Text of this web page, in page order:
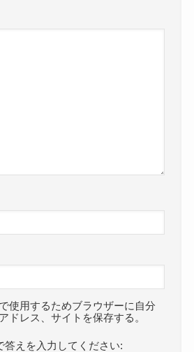
使用するためブラウザーに自分
ドレス、サイトを保存する。
答えを入力してください: